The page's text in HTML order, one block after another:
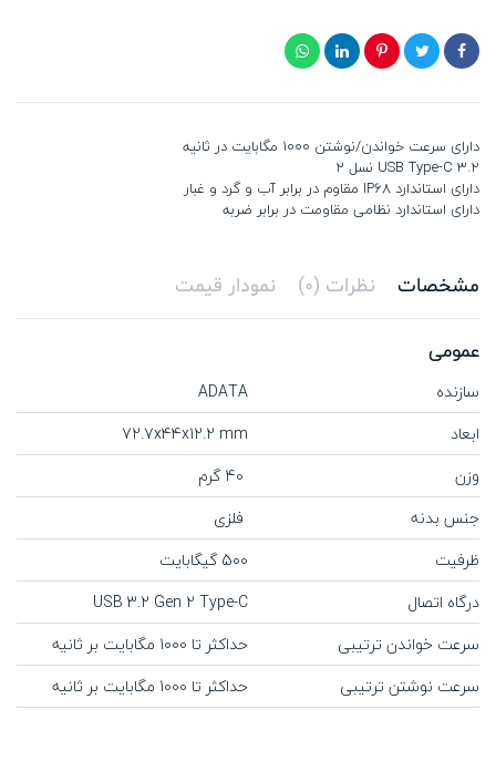
دارای سرعت خواندن/نوشتن ۱۰۰۰ مگابایت در ثانیه
USB Type-C 3.2 نسل ۲
دارای استاندارد IP68 مقاوم در برابر آب و گرد و غبار
دارای استاندارد نظامی مقاومت در برابر ضربه
مشخصات نظرات (0) نمودار قیمت
عمومی
سازنده
ADATA
ابعاد
72.7x44x12.2 mm
وزن
جنس بدنه
فلزی
ظرفیت
500 گیگابایت
درگاه اتصال
USB 3.2 Gen 2 Type-C
سرعت خواندن ترتیبی
حداکثر تا 1000 مگابایت بر ثانیه
سرعت نوشتن ترتیبی
حداکثر تا 1000 مگابایت بر ثانیه